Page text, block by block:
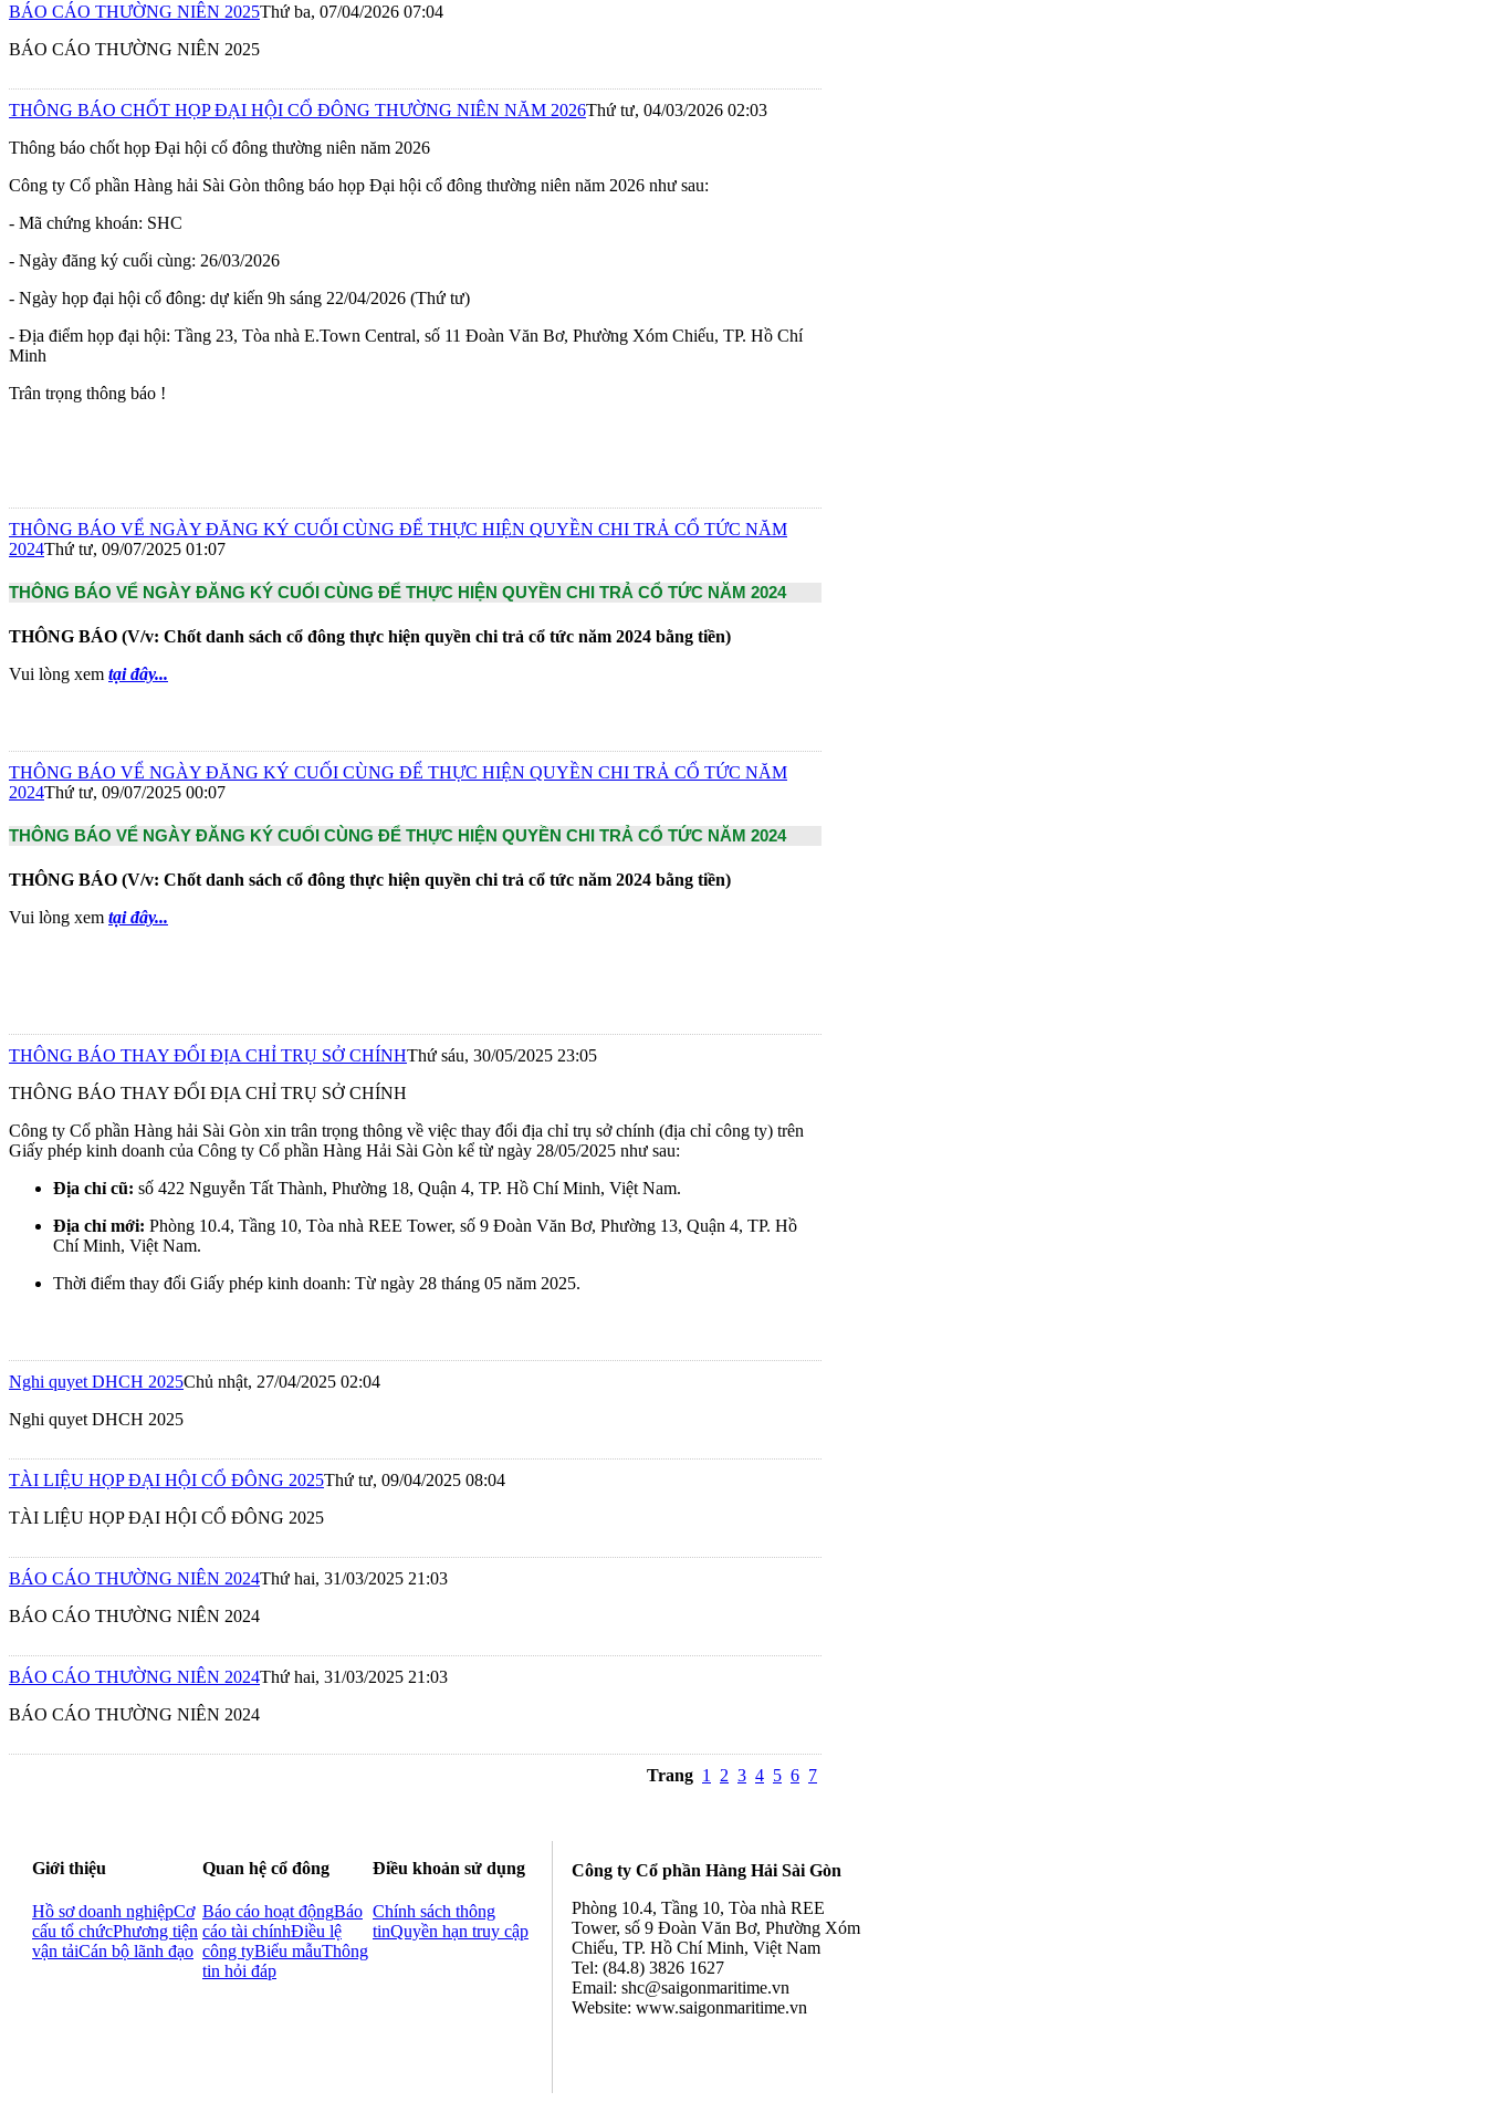
BÁO CÁO THƯỜNG NIÊN 2025Thứ ba, 07/04/2026 07:04
BÁO CÁO THƯỜNG NIÊN 2025
THÔNG BÁO CHỐT HỌP ĐẠI HỘI CỔ ĐÔNG THƯỜNG NIÊN NĂM 2026Thứ tư, 04/03/2026 02:03
Thông báo chốt họp Đại hội cổ đông thường niên năm 2026
Công ty Cổ phần Hàng hải Sài Gòn thông báo họp Đại hội cổ đông thường niên năm 2026 như sau:
- Mã chứng khoán: SHC
- Ngày đăng ký cuối cùng: 26/03/2026
- Ngày họp đại hội cổ đông: dự kiến 9h sáng 22/04/2026 (Thứ tư)
- Địa điểm họp đại hội: Tầng 23, Tòa nhà E.Town Central, số 11 Đoàn Văn Bơ, Phường Xóm Chiếu, TP. Hồ Chí
Minh
Trân trọng thông báo !
THÔNG BÁO VỂ NGÀY ĐĂNG KÝ CUỐI CÙNG ĐỂ THỰC HIỆN QUYỀN CHI TRẢ CỔ TỨC NĂM
2024Thứ tư, 09/07/2025 01:07
THÔNG BÁO VỂ NGÀY ĐĂNG KÝ CUỐI CÙNG ĐỂ THỰC HIỆN QUYỀN CHI TRẢ CỔ TỨC NĂM 2024
THÔNG BÁO (V/v: Chốt danh sách cổ đông thực hiện quyền chi trả cổ tức năm 2024 bằng tiền)
Vui lòng xem tại đây...
THÔNG BÁO VỂ NGÀY ĐĂNG KÝ CUỐI CÙNG ĐỂ THỰC HIỆN QUYỀN CHI TRẢ CỔ TỨC NĂM
2024Thứ tư, 09/07/2025 00:07
THÔNG BÁO VỂ NGÀY ĐĂNG KÝ CUỐI CÙNG ĐỂ THỰC HIỆN QUYỀN CHI TRẢ CỔ TỨC NĂM 2024
THÔNG BÁO (V/v: Chốt danh sách cổ đông thực hiện quyền chi trả cổ tức năm 2024 bằng tiền)
Vui lòng xem tại đây...
THÔNG BÁO THAY ĐỔI ĐỊA CHỈ TRỤ SỞ CHÍNHThứ sáu, 30/05/2025 23:05
THÔNG BÁO THAY ĐỔI ĐỊA CHỈ TRỤ SỞ CHÍNH
Công ty Cổ phần Hàng hải Sài Gòn xin trân trọng thông về việc thay đổi địa chỉ trụ sở chính (địa chỉ công ty) trên
Giấy phép kinh doanh của Công ty Cổ phần Hàng Hải Sài Gòn kể từ ngày 28/05/2025 như sau:
Địa chỉ cũ: số 422 Nguyễn Tất Thành, Phường 18, Quận 4, TP. Hồ Chí Minh, Việt Nam.
Địa chỉ mới: Phòng 10.4, Tầng 10, Tòa nhà REE Tower, số 9 Đoàn Văn Bơ, Phường 13, Quận 4, TP. Hồ
Chí Minh, Việt Nam.
Thời điểm thay đổi Giấy phép kinh doanh: Từ ngày 28 tháng 05 năm 2025.
Nghi quyet DHCH 2025Chủ nhật, 27/04/2025 02:04
Nghi quyet DHCH 2025
TÀI LIỆU HỌP ĐẠI HỘI CỔ ĐÔNG 2025Thứ tư, 09/04/2025 08:04
TÀI LIỆU HỌP ĐẠI HỘI CỔ ĐÔNG 2025
BÁO CÁO THƯỜNG NIÊN 2024Thứ hai, 31/03/2025 21:03
BÁO CÁO THƯỜNG NIÊN 2024
BÁO CÁO THƯỜNG NIÊN 2024Thứ hai, 31/03/2025 21:03
BÁO CÁO THƯỜNG NIÊN 2024
Trang 1 2 3 4 5 6 7
Giới thiệu
Hồ sơ doanh nghiệpCơ
cấu tổ chứcPhương tiện
vận tảiCán bộ lãnh đạo
Quan hệ cổ đông
Báo cáo hoạt độngBáo
cáo tài chínhĐiều lệ
công tyBiểu mẫuThông
tin hỏi đáp
Điều khoản sử dụng
Chính sách thông
tinQuyền hạn truy cập
Công ty Cổ phần Hàng Hải Sài Gòn
Phòng 10.4, Tầng 10, Tòa nhà REE
Tower, số 9 Đoàn Văn Bơ, Phường Xóm
Chiếu, TP. Hồ Chí Minh, Việt Nam
Tel: (84.8) 3826 1627
Email: shc@saigonmaritime.vn
Website: www.saigonmaritime.vn